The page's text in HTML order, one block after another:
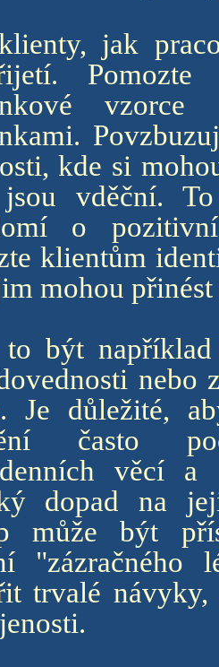
jak
kde si
vděční.
o
klientům
mohou
to být
nebo
Je důležité,
často
věcí
dopad na
může být
trvalé